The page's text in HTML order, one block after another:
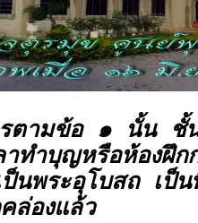
ตามข้อ ๑ นั้น ชั้น
าทำบุญหรือห้องฝึก
นพระอุโบสถ เป็น
ล่องแล้ว